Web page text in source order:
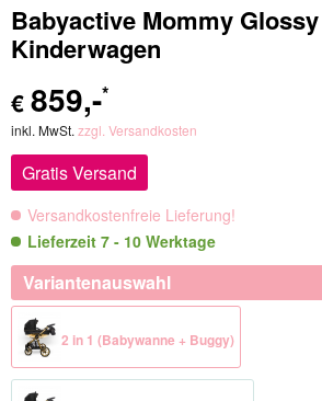
Babyactive Mommy
Kinderwagen
€ 859,-*
inkl. MwSt. zzgl. Versandkosten
Gratis Versand
Versandkostenfreie Lieferung!
Lieferzeit 7 - 10 Werktage
Variantenauswahl
2 in 1 (Babywanne + Buggy)